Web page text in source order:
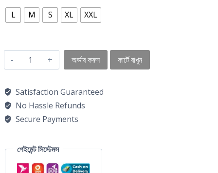
L
M S XL XXL
অর্ডার করুন কার্টে রাখুন
Satisfaction Guaranteed
No Hassle Refunds
Secure Payments
পেইমেন্ট সিস্টেমস